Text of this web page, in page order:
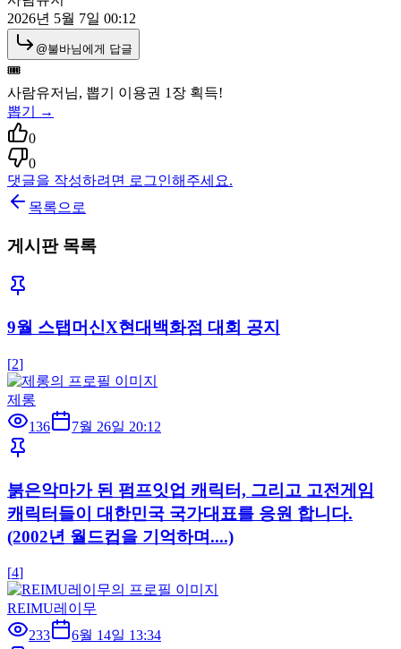
2026년 5월 7일 00:12
@불바님에게 답글
🎟️
사람유저 님, 뽑기 이용권 1 장 획득!
뽑기 →
0
0
댓글을 작성하려면 로그인해주세요.
목록으로
게시판 목록
9월 스탭머신X현대백화점 대회 공지
[2]
제롱
136
7월 26일 20:12
붉은악마가 된 펌프잇업 캐릭터, 그리고 고전게임
캐릭터들이 대한민국 국가대표를 응원 합니다.
(2002년 월드컵을 기억하며....)
[4]
REIMU레이무
233
6월 14일 13:34